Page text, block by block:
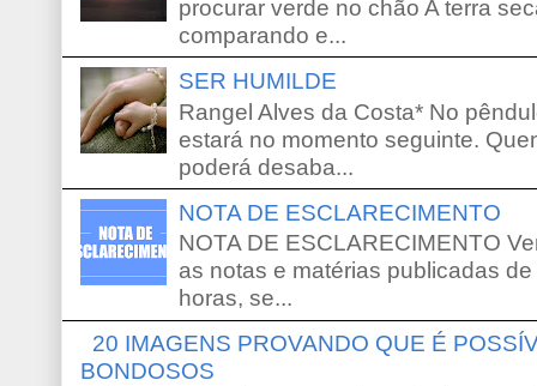
procurar verde no chão A terra
comparando e...
SER HUMILDE
Rangel Alves da Costa* No
estará no momento seguinte.
poderá desaba...
NOTA DE ESCLARECIMENTO
NOTA DE ESCLARECIMENTO
as notas e matérias publicadas
horas, se...
20 IMAGENS PROVANDO QUE É
BONDOSOS